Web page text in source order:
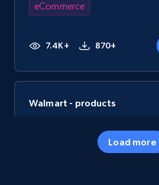
eCommerce
7.4K+ 870+
Walmart - products
Specifications, Image urls, Top
Load more